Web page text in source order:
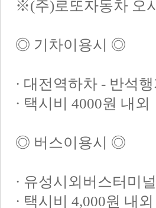
※(주)로또자동차 오
◎ 기차이용시 ◎
· 대전역하차 - 반석
· 택시비 4000원 내외
◎ 버스이용시 ◎
· 유성시외버스터미
· 택시비 4,000원 내외